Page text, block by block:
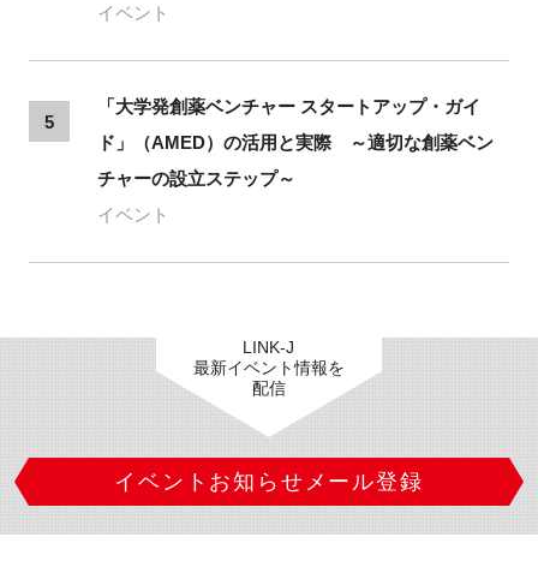
イベント
5
「大学発創薬ベンチャー スタートアップ・ガイ
ド」（AMED）の活用と実際 ～適切な創薬ベン
チャーの設立ステップ～
イベント
LINK-J
最新イベント情報を
配信
イベントお知らせメール登録